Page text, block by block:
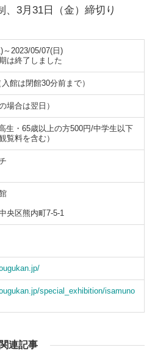
3月31日（金）締切り
～2023/05/07(日)
は終了しました
館は閉館30分前まで）
場合は翌日）
生・65歳以上の方500円/中学生以下
覧料を含む）
央区熊内町7-5-1
special_exhibition/isamuno
関連記事